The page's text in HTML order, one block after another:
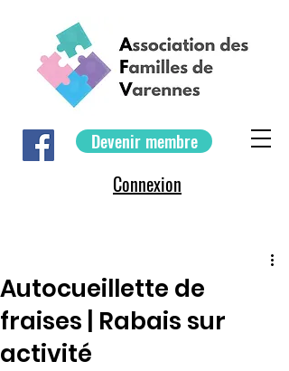
Devenir membre
Connexion
Autocueillette de
fraises | Rabais sur
activité